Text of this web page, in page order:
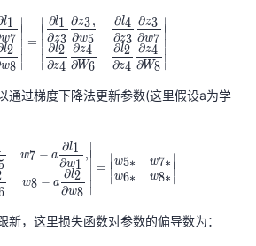
\begin{vmatrix} \dfrac{\partial
w7
l1
w8
l2
∣∣∣∣∣∣∣∣
=
∣∣∣∣∣∣∣∣
∂z3
∂l1
∂w5
∂z3,
∂z4
∂l2
∂W6
∂z4
∂z3
∂l4
∂w7
∂z3
∂z4
∂l2
∂W8
∂z4
∣∣∣∣∣∣∣∣
通过梯度下降法更新参数(这里假设a为学
\begin{vmatrix} w_{5}-a\dfrac{
w7 − a
∂w1
∂l1 ,
w8 − a
∂w8
∂l2
∣∣∣∣∣∣∣∣
=
∣∣∣∣∣ w5∗
w6∗
w7∗
w8∗ ∣∣∣∣∣
新，这里损失函数对参数的偏导数为：